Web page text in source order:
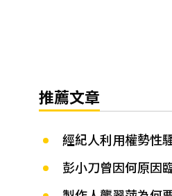
推薦文章
經紀人利用權勢性
彭小刀曾因何原因